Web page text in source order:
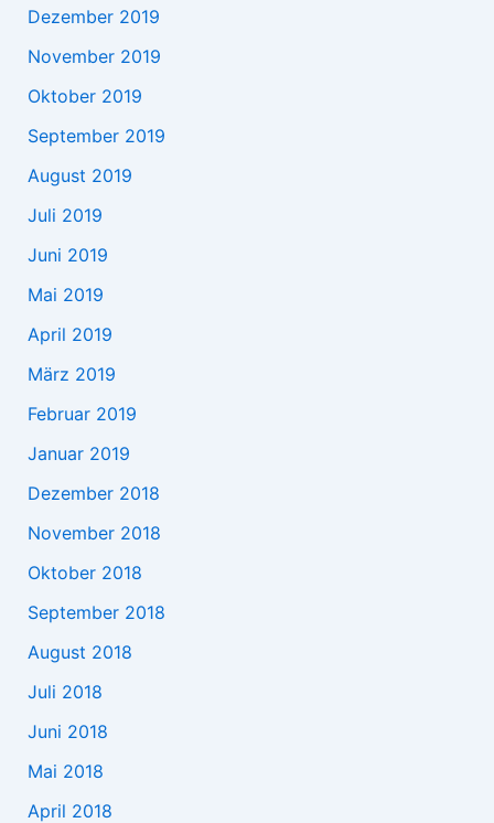
Dezember 2019
November 2019
Oktober 2019
September 2019
August 2019
Juli 2019
Juni 2019
Mai 2019
April 2019
März 2019
Februar 2019
Januar 2019
Dezember 2018
November 2018
Oktober 2018
September 2018
August 2018
Juli 2018
Juni 2018
Mai 2018
April 2018